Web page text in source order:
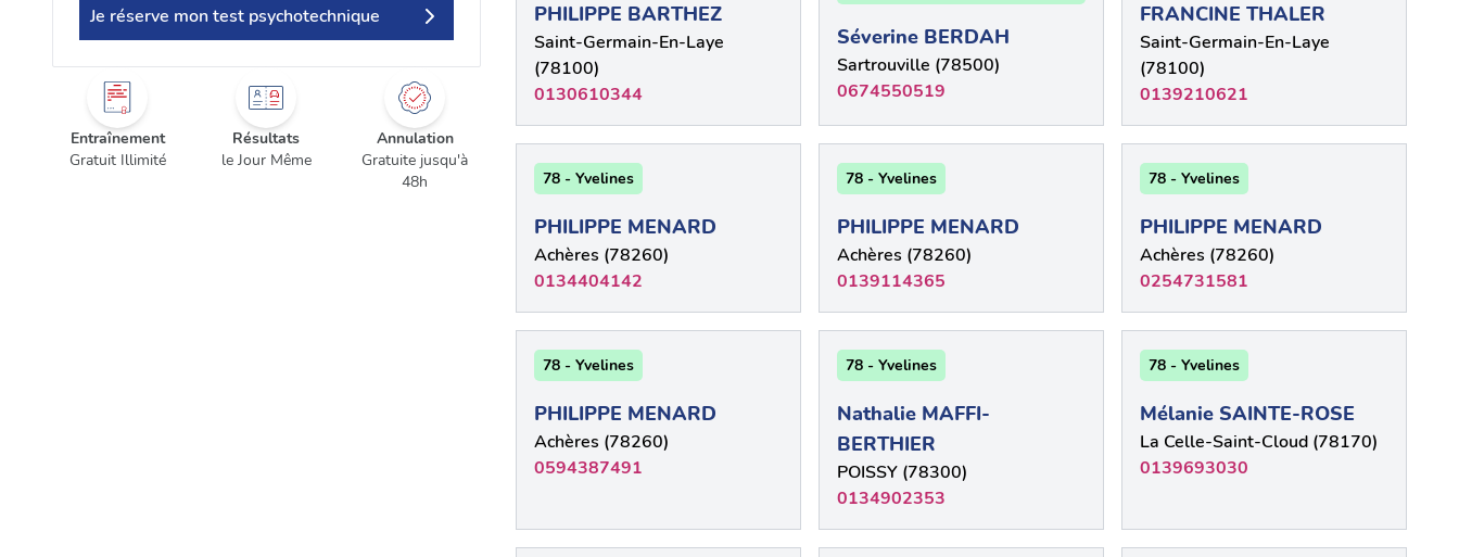
Je réserve mon test psychotechnique
Entraînement
Gratuit Illimité
Résultats
le Jour Même
Annulation
Gratuite jusqu'à
48h
PHILIPPE BARTHEZ
Saint-Germain-En-Laye
(78100)
0130610344
Séverine BERDAH
Sartrouville (78500)
0674550519
FRANCINE THALER
Saint-Germain-En-Laye
(78100)
0139210621
78 - Yvelines
PHILIPPE MENARD
Achères (78260)
0134404142
78 - Yvelines
PHILIPPE MENARD
Achères (78260)
0139114365
78 - Yvelines
PHILIPPE MENARD
Achères (78260)
0254731581
78 - Yvelines
PHILIPPE MENARD
Achères (78260)
0594387491
78 - Yvelines
Nathalie MAFFI-
BERTHIER
POISSY (78300)
0134902353
78 - Yvelines
Mélanie SAINTE-ROSE
La Celle-Saint-Cloud (78170)
0139693030